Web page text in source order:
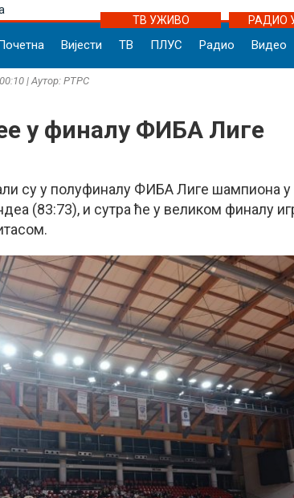
ТВ УЖИВО
РАДИО
Вијести ТВ ПЛУС Радио Видео
| Аутор: РТРС
у финалу ФИБА Лиге
су у полуфиналу ФИБА Лиге шампиона у
(83:73), и сутра ће у великом финалу